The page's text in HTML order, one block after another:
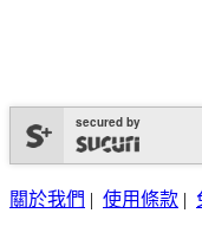
secured by
關於我們 | 使用條款 |